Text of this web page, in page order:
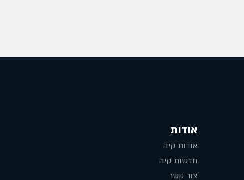
אודות
אודות קיה
חדשות קיה
צור קשר